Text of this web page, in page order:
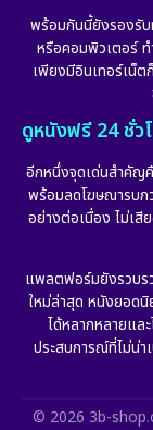
Fantasy จินต
Film
Gothic
HBO GO
HBO Max
Healing
พร้อมกันนี้ยังรองรับ
หรือคอมพิวเตอร์ ท
เพียงมีอินเทอร์เน็
ดูหนังฟรี 24 ชั่ว
อีกหนึ่งจุดเด่นสำคัญ
พร้อมลดโฆษณารบก
อย่างต่อเนื่อง ไม่เสี
แพลตฟอร์มยังรวบร
ใหม่ล่าสุด หนังยอดนิ
ได้หลากหลายแล
ประสบการณ์ที่ไม่น่า
© 2026 3b-